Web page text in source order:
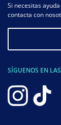
Si necesitas
contacta con
SÍGUENOS EN